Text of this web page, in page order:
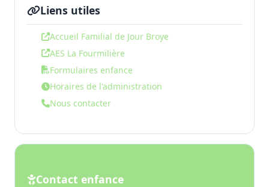
Liens utiles
Accueil Familial de Jour Broye
AES La Fourmilière
Formulaires enfance
Horaires de l'administration
Nous contacter
Contact enfance